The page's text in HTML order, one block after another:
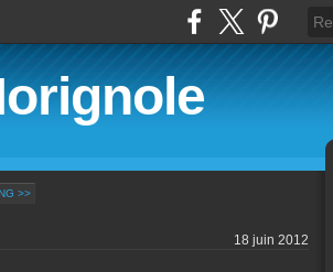
>>
18 juin 2012